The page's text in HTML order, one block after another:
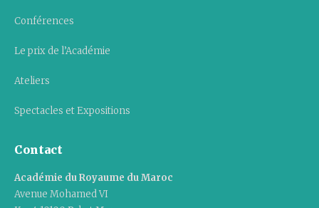
Conférences
Le prix de l’Académie
Ateliers
Spectacles et Expositions
Contact
Académie du Royaume du Maroc
Avenue Mohamed VI